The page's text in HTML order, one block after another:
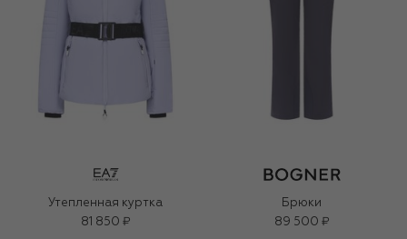
Утепленная куртка
81 850 ₽
Брюки
89 500 ₽